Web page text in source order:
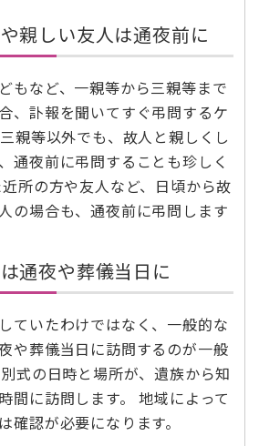
親しい友人は通夜前に
もなど、一親等から三親等まで
、訃報を聞いてすぐ弔問するケ
親等以外でも、故人と親しくし
通夜前に弔問することも珍しく
所の方や友人など、日頃から故
の場合も、通夜前に弔問します
通夜や葬儀当日に
ていたわけではなく、一般的な
や葬儀当日に訪問するのが一般
式の日時と場所が、遺族から知
間に訪問します。 地域によって
確認が必要になります。